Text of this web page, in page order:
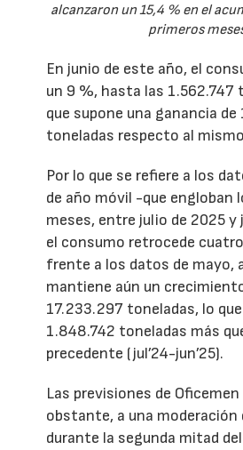
alcanzaron un 15,4 % en el
primeros
En junio de este año, el
un 9 %, hasta las 1.562.747
que supone una ganancia de
toneladas respecto al
Por lo que se refiere a los
de año móvil -que engloban
meses, entre julio de 2025 y
el consumo retrocede
frente a los datos de mayo,
mantiene aún un
17.233.297 toneladas, lo
1.848.742 toneladas más
precedente (jul’24-jun’25).
Las previsiones de
obstante, a una
durante la segunda mitad